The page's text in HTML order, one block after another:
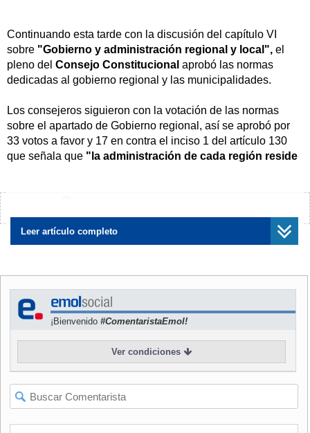
Continuando esta tarde con la discusión del capítulo VI
sobre "Gobierno y administración regional y local", el
pleno del Consejo Constitucional aprobó las normas
dedicadas al gobierno regional y las municipalidades.
Los consejeros siguieron con la votación de las normas
sobre el apartado de Gobierno regional, así se aprobó por
33 votos a favor y 17 en contra el inciso 1 del artículo 130
que señala que "la administración de cada región reside
autoridades serán electas en la región por sufragio
universal, de conformidad con la Constitución y la ley
electoral".
NOTICIARELACIONADA
que transfieren
competencias a gobiernos
regionales y
municipalidades
"El gobierno regional es una persona jurídica de
derecho público y con patrimonio propio,que tiene por
Leer artículo completo
¡Bienvenido #ComentaristaEmol!
Ver condiciones